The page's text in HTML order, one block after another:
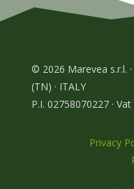
© 2026 Marevea s.r.l.
(TN) · ITALY
P.I. 02758070227 ·
Privacy